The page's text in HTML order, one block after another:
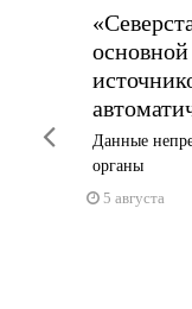
Данные
органы
5 августа